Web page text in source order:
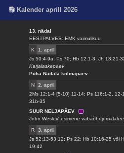
Kalender aprill 2026
13. nädal
EESTPALVES: EMK vaimulikud
K
1. aprill
Js 50:4-9a; Ps 70; Hb 12:1-3; Jh 13:21-
Karjalaskepäev
Püha Nädala kolmapäev
N
2. aprill
2Ms 12:1-4 [5-10] 11-14; Ps 116:1-2, 12-
31b-35
SUUR NELJAPÄEV
John Wesley' esimene
R
3. aprill
Js 52:13-53:12; Ps 22; Hb 10:16-25 või
19:42